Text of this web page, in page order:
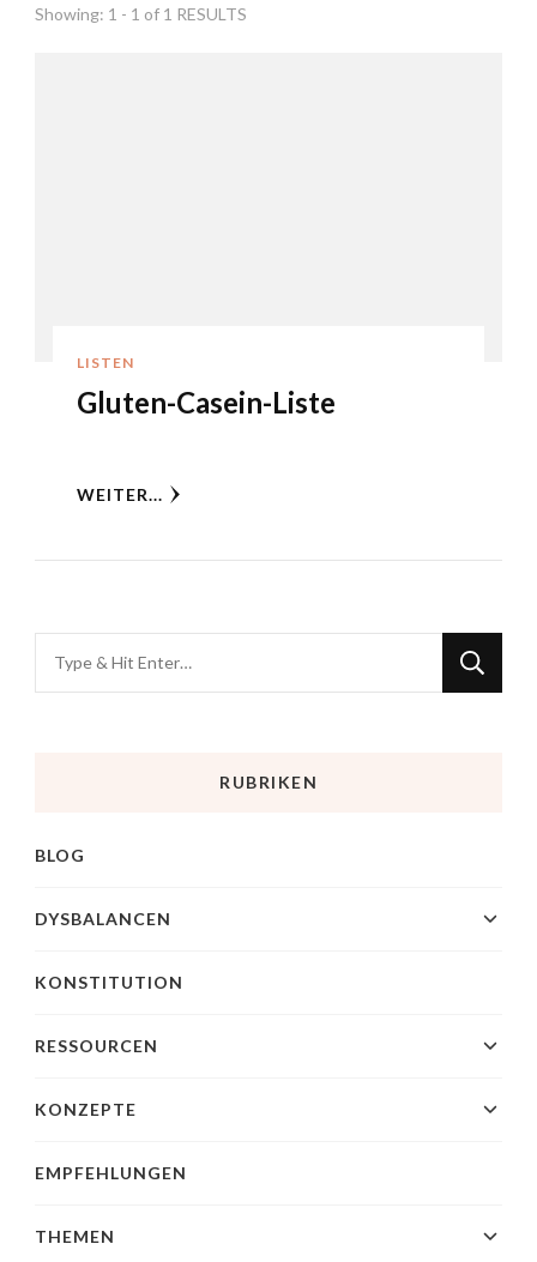
Showing: 1 - 1 of 1 RESULTS
LISTEN
Gluten-Casein-Liste
WEITER...
RUBRIKEN
BLOG
DYSBALANCEN
KONSTITUTION
RESSOURCEN
KONZEPTE
EMPFEHLUNGEN
THEMEN